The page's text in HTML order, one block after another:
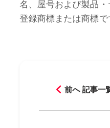
名、屋号および製品
登録商標または商標で
前へ 記事一